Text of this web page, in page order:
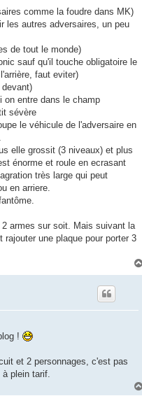
comme la foudre dans MK)
les autres adversaires, un peu
de tout le monde)
sauf qu'il touche obligatoire le
faut eviter)
devant)
on entre dans le champ
sévère
le véhicule de l'adversaire en
elle grossit (3 niveaux) et plus
énorme et roule en ecrasant
très large qui peut
en arriere.
armes sur soit. Mais suivant la
une plaque pour porter 3
!
et 2 personnages, c'est pas
plein tarif.